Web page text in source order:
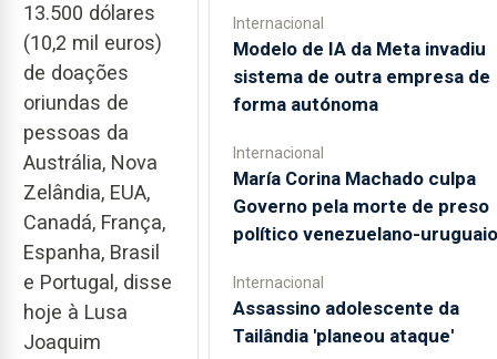
13.500 dólares
(10,2 mil euros)
de doações
oriundas de
pessoas da
Austrália, Nova
Zelândia, EUA,
Canadá, França,
Espanha, Brasil
e Portugal, disse
hoje à Lusa
Joaquim
Internacional
Modelo de IA da Meta invadiu
sistema de outra empresa de
forma autónoma
Internacional
María Corina Machado culpa
Governo pela morte de preso
político venezuelano-uruguaio
Internacional
Assassino adolescente da
Tailândia 'planeou ataque'